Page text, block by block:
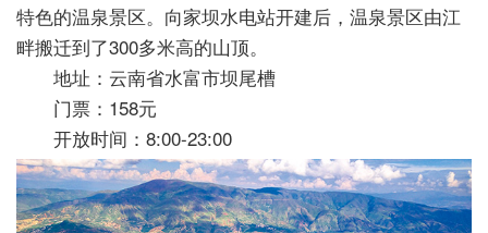
特色的温泉景区。向家坝水电站开建后，温泉景区由江
畔搬迁到了300多米高的山顶。
地址：云南省水富市坝尾槽
门票：158元
开放时间：8:00-23:00